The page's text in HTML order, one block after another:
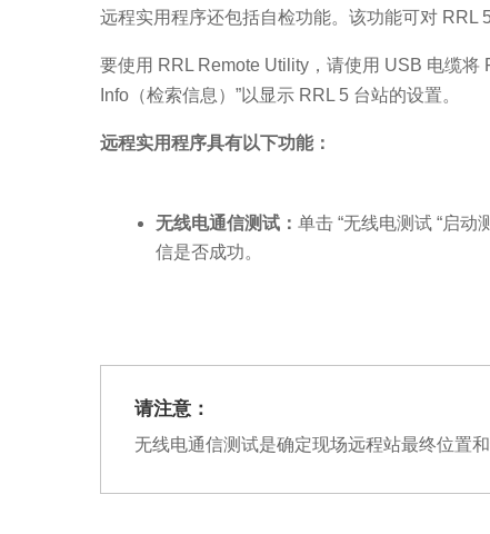
远程实用程序还包括自检功能。该功能可对 RRL
要使用 RRL Remote Utility，请使用 USB 电缆将
Info（检索信息）”以显示 RRL 5 台站的设置。
远程实用程序具有以下功能：
无线电通信测试：单击 “无线电测试 “启动
信是否成功。
请注意：
无线电通信测试是确定现场远程站最终位置